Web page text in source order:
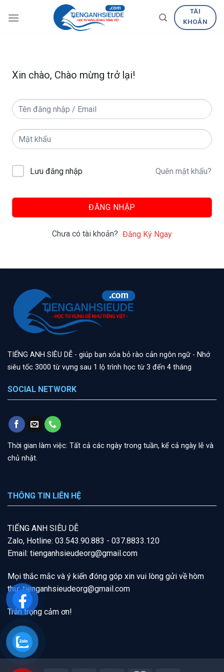
TÀI
KHOẢN
Xin chào, Chào mừng trở lại!
Lưu đăng nhập Quên mật khẩu?
ĐĂNG NHẬP
Chưa có tài khoản? Đăng Ký Ngay
TIẾNG ANH SIÊU DỄ - giúp bạn xóa bỏ rào cản ngôn ngữ - Nhớ
siêu tốc 3000 từ vựng sau 1 lộ trình học từ 3 đến 4 tháng
SOCIAL NETWORK
Thời gian làm việc: Tất cả các ngày trong tuần, kể cả ngày lễ và
chủ nhật.
THÔNG TIN LIÊN HỆ
T IẾNG ANH SIÊU DỄ
Zalo, Hotline: 03.543.90.883 - 037.8833.120
Email: tienganhsieudeorg@gmail.com
Mọi thắc mắc và ý kiến đóng góp xin vui lòng gửi về hòm
thư:tienganhsieudeorg@gmail .com
Trân trọng cảm ơn!